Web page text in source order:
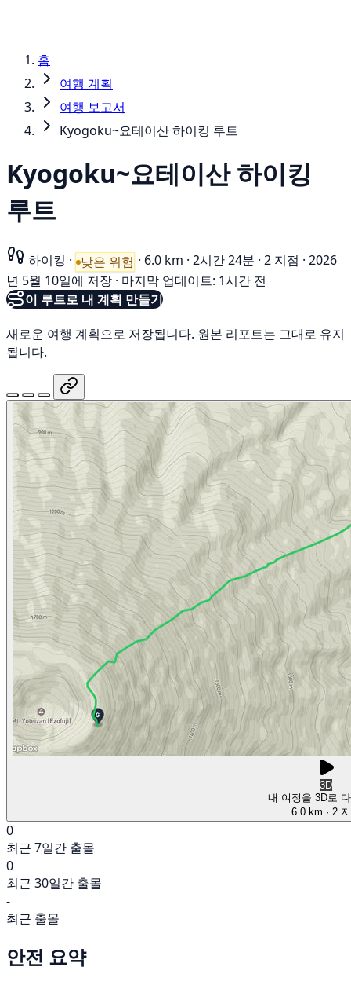
홈
여행 계획
여행 보고서
Kyogoku~요테이산 하이킹 루트
Kyogoku~요테이산 하이킹
루트
하이킹 · 낮은 위험 · 6.0 km · 2시간 24분 · 2 지점 · 2026
년 5월 10일에 저장 · 마지막 업데이트: 1시간 전
이 루트로 내 계획 만들기
새로운 여행 계획으로 저장됩니다. 원본 리포트는 그대로 유지
됩니다.
3D
내 여정을 3D로
6.0 km · 2
0
최근 7일간 출몰
0
최근 30일간 출몰
-
최근 출몰
안전 요약